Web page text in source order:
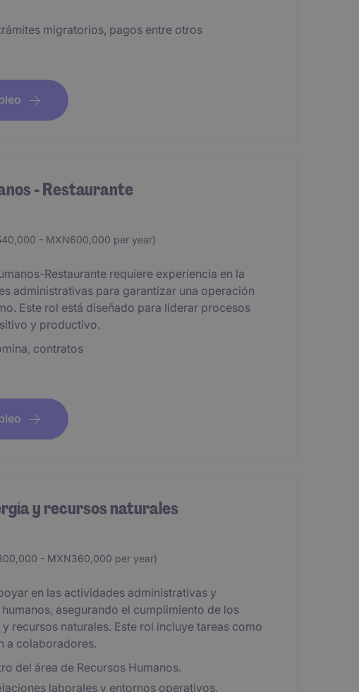
migratorios, pagos entre otros
- Restaurante
- MXN600,000 per year)
Restaurante requiere experiencia en la
administrativas para garantizar una operación
Este rol está diseñado para liderar procesos
y productivo.
contratos
y recursos naturales
- MXN360,000 per year)
en las actividades administrativas y
asegurando el cumplimiento de los
recursos naturales. Este rol incluye tareas como
a colaboradores.
del área de Recursos Humanos.
laborales y entornos operativos.